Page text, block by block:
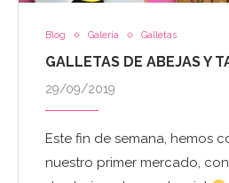
Blog Galeria Galletas
GALLETAS DE ABEJAS Y
29/09/2019
Este fin de semana, hemos
nuestro primer mercado,